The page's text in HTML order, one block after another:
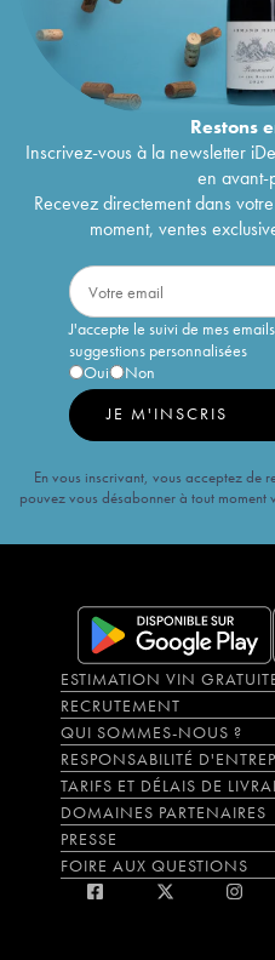
Restons
Inscrivez-vous à la newsletter
en avant-
Recevez directement dans
moment, ventes
J'accepte le suivi de mes
suggestions personnalisées
Oui
Non
JE M'INSCRIS
En vous inscrivant, vous acceptez de
pouvez vous désabonner à tout moment
ESTIMATION VIN
RECRUTEMENT
QUI SOMMES-NOUS ?
RESPONSABILITÉ
TARIFS ET DÉLAIS DE
DOMAINES PARTENAIRES
PRESSE
FOIRE AUX QUESTIONS